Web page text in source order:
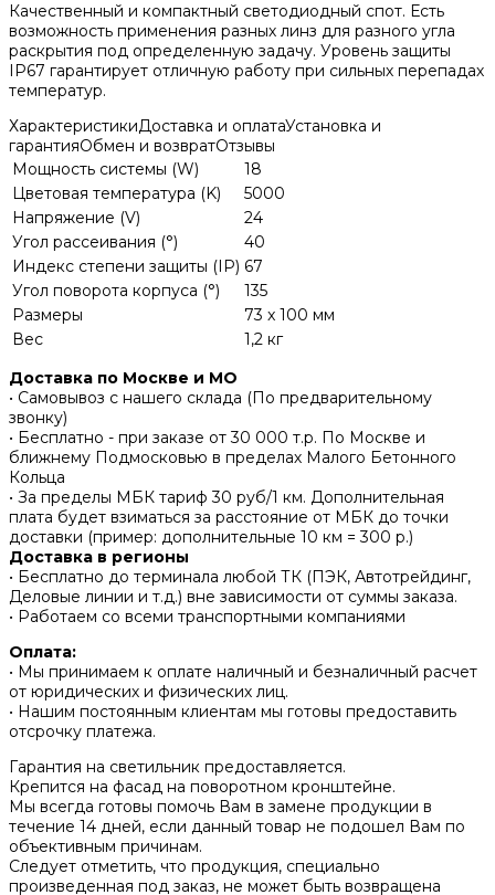
Качественный и компактный светодиодный спот. Есть
возможность применения разных линз для разного угла
раскрытия под определенную задачу. Уровень защиты
IP67 гарантирует отличную работу при сильных перепадах
температур.
ХарактеристикиДоставка и оплатаУстановка и
гарантияОбмен и возвратОтзывы
Мощность системы (W)
18
Цветовая температура (K)
5000
Напряжение (V)
24
Угол рассеивания (°)
40
Индекс степени защиты (IP) 67
Угол поворота корпуса (°)
135
Размеры
73 x 100 мм
Вес
1,2 кг
Доставка по Москве и МО
• Самовывоз с нашего склада (По предварительному
звонку)
• Бесплатно - при заказе от 30 000 т.р. По Москве и
ближнему Подмосковью в пределах Малого Бетонного
Кольца
• За пределы МБК тариф 30 руб/1 км. Дополнительная
плата будет взиматься за расстояние от МБК до точки
доставки (пример: дополнительные 10 км = 300 р.)
Доставка в регионы
• Бесплатно до терминала любой ТК (ПЭК, Автотрейдинг,
Деловые линии и т.д.) вне зависимости от суммы заказа.
• Работаем со всеми транспортными компаниями
Оплата:
• Мы принимаем к оплате наличный и безналичный расчет
от юридических и физических лиц.
• Нашим постоянным клиентам мы готовы предоставить
отсрочку платежа.
Гарантия на светильник предоставляется.
Крепится на фасад на поворотном кронштейне.
Мы всегда готовы помочь Вам в замене продукции в
течение 14 дней, если данный товар не подошел Вам по
объективным причинам.
Следует отметить, что продукция, специально
произведенная под заказ, не может быть возвращена